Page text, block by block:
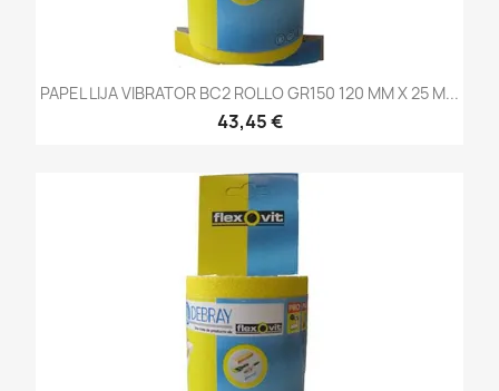
PAPEL LIJA VIBRATOR BC2 ROLLO GR150 120 MM X 25 M...
43,45 €